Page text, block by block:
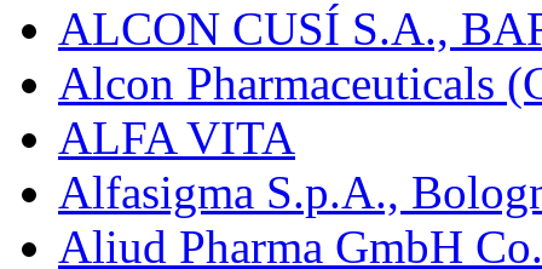
ALCON CUSÍ S.A.,
Alcon Pharmaceuticals
ALFA VITA
Alfasigma S.p.A.,
Aliud Pharma GmbH